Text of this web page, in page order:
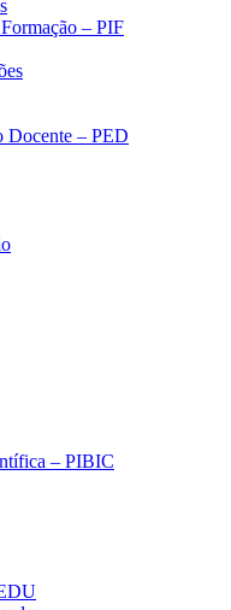
– PIF
Docente – PED
– PIBIC